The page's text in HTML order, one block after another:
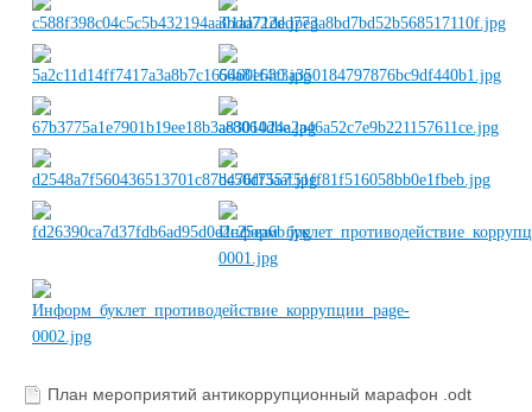
План мероприятий антикоррупционный марафон .odt